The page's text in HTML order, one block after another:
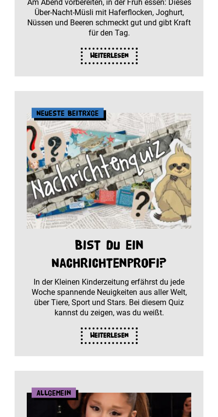
Am Abend vorbereiten, in der Früh essen: Dieses
Über-Nacht-Müsli mit Haferflocken, Joghurt,
Nüssen und Beeren schmeckt gut und gibt Kraft
für den Tag.
Weiterlesen
Neueste Beiträge
Bist du ein
Nachrichtenprofi?
In der Kleinen Kinderzeitung erfährst du jede
Woche spannende Neuigkeiten aus aller Welt,
über Tiere, Sport und Stars. Bei diesem Quiz
kannst du zeigen, was du weißt.
Weiterlesen
Allgemein